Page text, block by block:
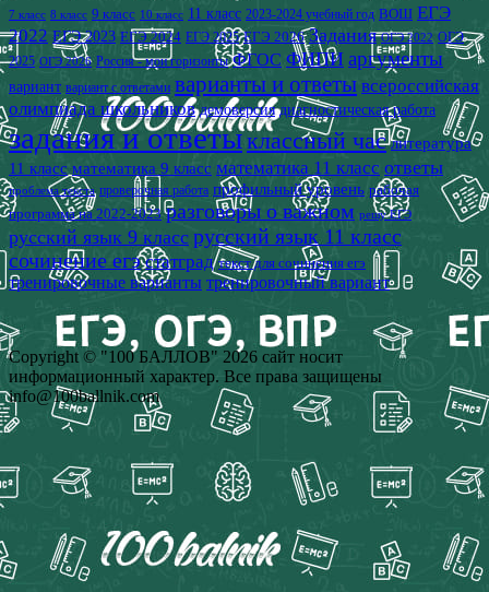
7 класс 8 класс 9 класс 10 класс 11 класс 2023-2024 учебный год ВОШ ЕГЭ
2022 ЕГЭ 2023 ЕГЭ 2024 ЕГЭ 2025 ЕГЭ 2026 Задания ОГЭ 2022 ОГЭ
2025 ОГЭ 2026 Россия - мои горизонты ФГОС ФИПИ аргументы
вариант вариант с ответами варианты и ответы всероссийская
олимпиада школьников демоверсия диагностическая работа
задания и ответыклассный час литература
11 класс математика 9 класс математика 11 класс ответы
проблема текста проверочная работа профильный уровень рабочая
программа на 2022-2023 разговоры о важном решу ЕГЭ
русский язык 9 класс русский язык 11 класс
сочинение егэ статград текст для сочинения егэ
тренировочные варианты тренировочный вариант
Copyright © "100 БАЛЛОВ" 2026 сайт носит
информационный характер. Все права защищены
info@100ballnik.com